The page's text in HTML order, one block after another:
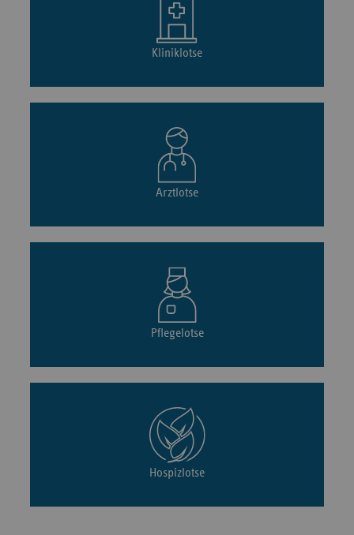
Kliniklotse
Arztlotse
Pflegelotse
Hospizlotse